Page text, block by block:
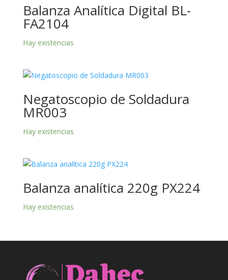
Balanza Analítica Digital BL-
FA2104
Hay existencias
Negatoscopio de Soldadura
MR003
Hay existencias
Balanza analítica 220g PX224
Hay existencias